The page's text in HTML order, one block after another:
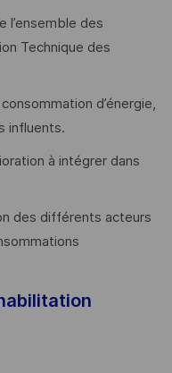
l’ensemble des
Technique des
d’énergie,
influents.
à intégrer dans
des différents acteurs